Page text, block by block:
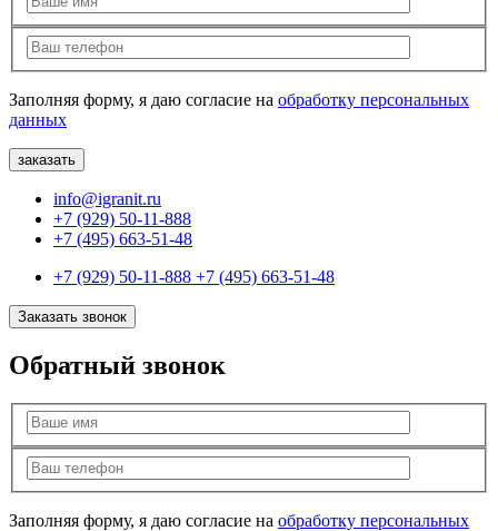
Заполняя форму, я даю согласие на обработку персональных
данных
info@igranit.ru
+7 (929) 50-11-888
+7 (495) 663-51-48
+7 (929) 50-11-888 +7 (495) 663-51-48
Заказать звонок
Обратный звонок
Заполняя форму, я даю согласие на обработку персональных